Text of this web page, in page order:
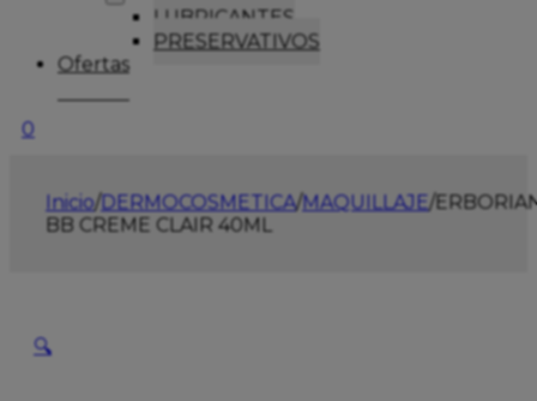
LUBRICANTES
PRESERVATIVOS
Ofertas
0
Inicio/DERMOCOSMETICA/MAQUILLAJE/
BB CREME CLAIR 40ML
🔍